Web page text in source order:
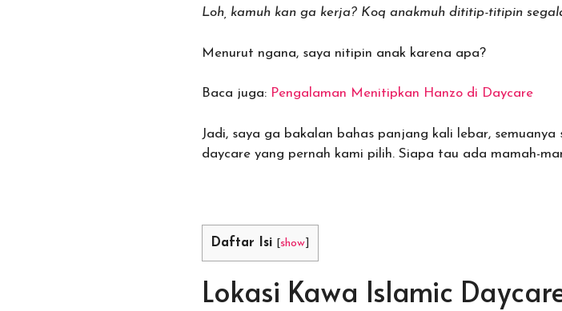
Loh, kamuh kan ga kerja? Koq anakmuh dititip-titipin
Menurut ngana, saya nitipin anak karena apa?
Baca juga: Pengalaman Menitipkan Hanzo di Daycare
Jadi, saya ga bakalan bahas panjang kali lebar,
daycare yang pernah kami pilih. Siapa tau ada mamah-
Daftar Isi [show]
Lokasi Kawa Islamic